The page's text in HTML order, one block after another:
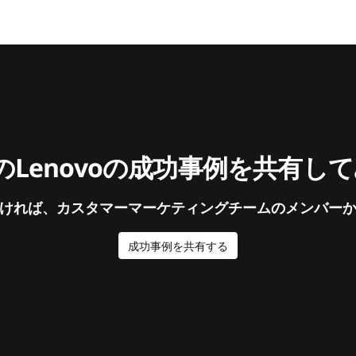
Lenovoの成功事例を共有し
れば、カスタマーマーケティングチームのメンバー
成功事例を共有する